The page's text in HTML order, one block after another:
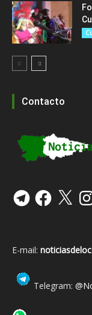
Contacto
TelegramFacebook
X
E-mail:
Telegram: